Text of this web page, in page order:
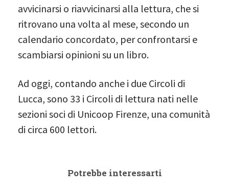
avvicinarsi o riavvicinarsi alla lettura, che si
ritrovano una volta al mese, secondo un
calendario concordato, per confrontarsi e
scambiarsi opinioni su un libro.
Ad oggi, contando anche i due Circoli di
Lucca, sono 33 i Circoli di lettura nati nelle
sezioni soci di Unicoop Firenze, una comunità
di circa 600 lettori.
Potrebbe interessarti